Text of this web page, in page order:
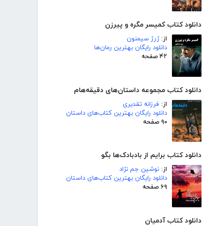
دانلود کتاب کمیسر مگره و پیرزن
از:ژرژ سیمنون
دانلود رایگان بهترین رمان‌ها
۴۲ صفحه
دانلود کتاب مجموعه داستان‌های دقیقه‌هام
از: فرزانه تقدیری
دانلود رایگان بهترین کتاب‌های داستان
۹۰ صفحه
دانلود کتاب برایم از بادبادک‌ها بگو
از: نوشین جم نژاد
دانلود رایگان بهترین کتاب‌های داستان
۶۹ صفحه
دانلود کتاب آدمیان